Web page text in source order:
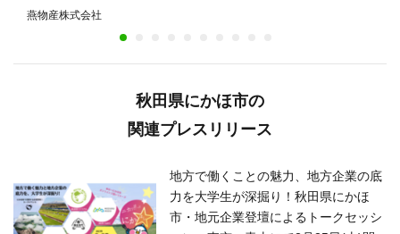
裁者』W鑑賞キャンペーンの賞品に——燕物産初の映
燕物産株式会社
秋田県にかほ市の
関連プレスリリース
地方で働くことの魅力、地方企業の底
力を大学生が深掘り！秋田県にかほ
市・地元企業登壇によるトークセッシ